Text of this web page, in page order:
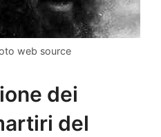
web source
dei
del